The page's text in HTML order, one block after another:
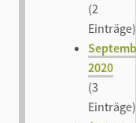
(2
Einträge)
2020
(3
Einträge)